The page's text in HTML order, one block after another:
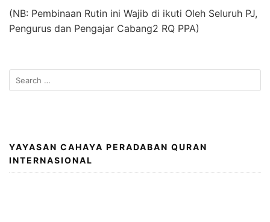
(NB: Pembinaan Rutin ini Wajib di ikuti Oleh Seluruh PJ,
Pengurus dan Pengajar Cabang2 RQ PPA)
Search
for:
YAYASAN CAHAYA PERADABAN QURAN
INTERNASIONAL